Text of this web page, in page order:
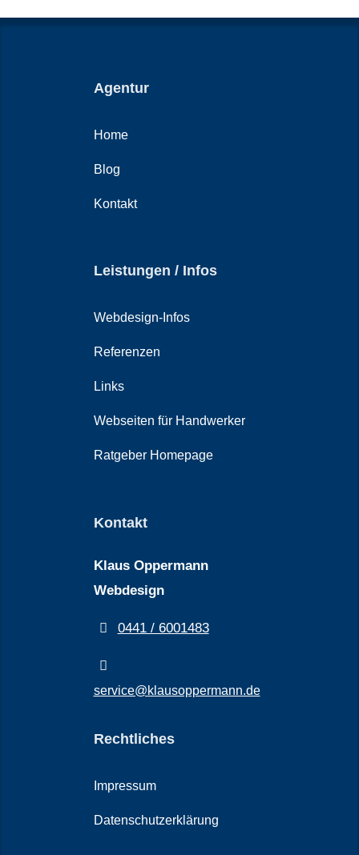
Agentur
Home
Blog
Kontakt
Leistungen / Infos
Webdesign-Infos
Referenzen
Links
Webseiten für Handwerker
Ratgeber Homepage
Kontakt
Klaus Oppermann
Webdesign
0441 / 6001483
service@klausoppermann.de
Rechtliches
Impressum
Datenschutzerklärung